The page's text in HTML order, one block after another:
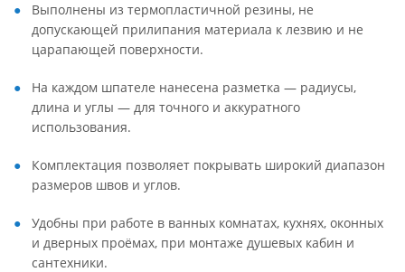
Выполнены из термопластичной резины, не
допускающей прилипания материала к лезвию и не
царапающей поверхности.
На каждом шпателе нанесена разметка — радиусы,
длина и углы — для точного и аккуратного
использования.
Комплектация позволяет покрывать широкий диапазон
размеров швов и углов.
Удобны при работе в ванных комнатах, кухнях, оконных
и дверных проёмах, при монтаже душевых кабин и
сантехники.